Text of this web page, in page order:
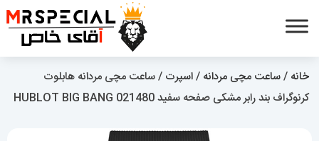
خانه /ساعت مچی مردانه /اسپرت / ساعت مچی مردانه هابلوت
کرنوگراف بند رابر مشکی صفحه سفید HUBLOT BIG BANG 021480